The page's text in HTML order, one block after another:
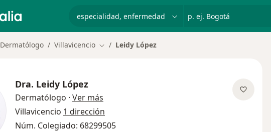
p. ej. Bogotá
Dermatólogo Villavicencio Cambiar de ciudad
Leidy López
Dra. Leidy López
Dermatólogo · Ver más
Villavicencio 1 dirección
Núm. Colegiado: 68299505